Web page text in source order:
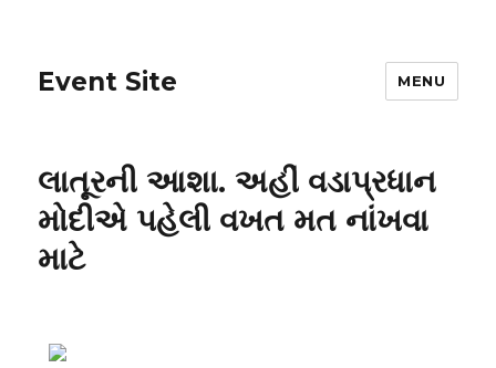
Event Site MENU
લાતૂરની આશા. અહીં વડાપ્રધાન
મોદીએ પહેલી વખત મત નાંખવા
માટે